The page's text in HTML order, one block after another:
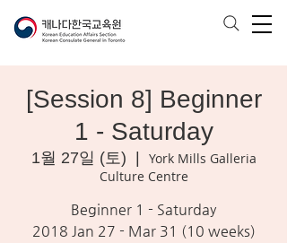
[Session 8] Beginner
1 - Saturday
1월 27일 (토)
York Mills Galleria
Culture Centre
Beginner 1 - Saturday
2018 Jan 27 - Mar 31 (10 weeks)